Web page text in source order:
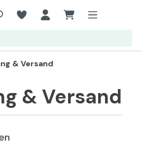
& Versand
& Versand